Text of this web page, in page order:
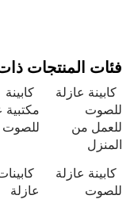
فئات المنتجات
كابينة عازلة
للصوت
للعمل من
المنزل
كابينة
مكتبية
للصوت
كابينة عازلة
للصوت
عازلة